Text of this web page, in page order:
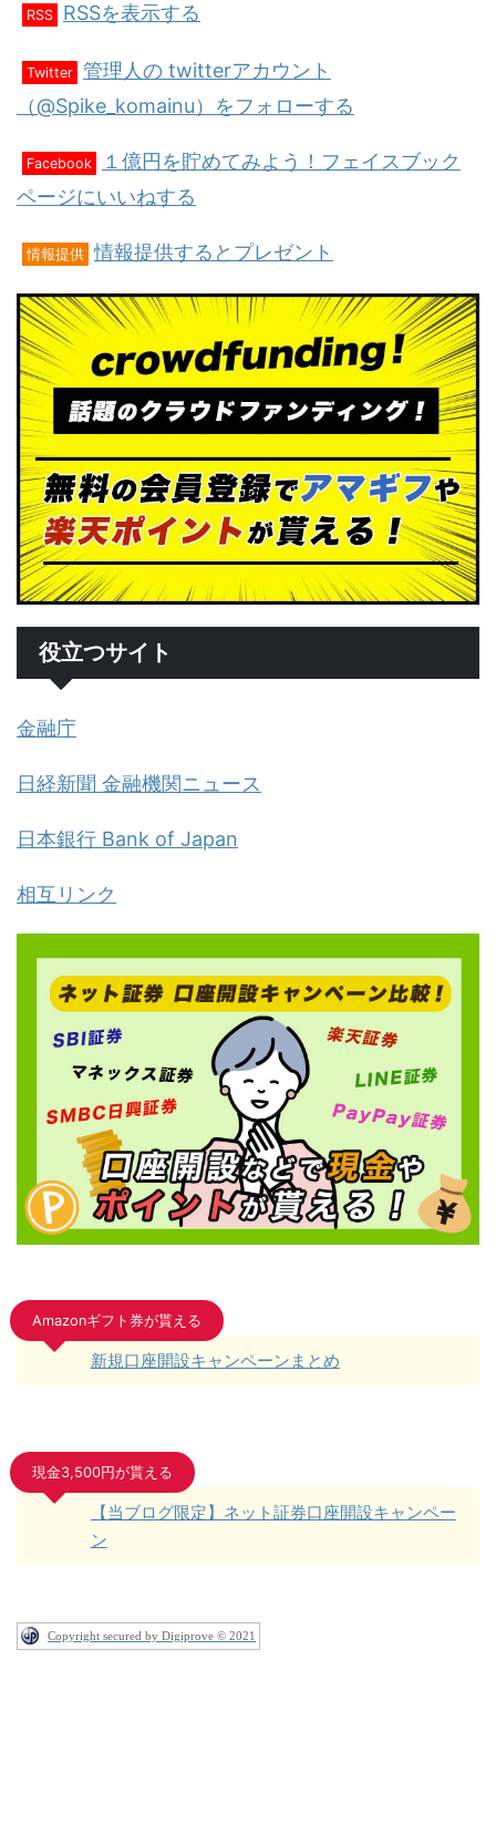
RSS RSSを表示する
Twitter 管理人の twitterアカウント
（@Spike_komainu）をフォローする
Facebook
１億円を貯めてみよう！フェイスブック
ページにいいねする
情報提供 情報提供するとプレゼント
役立つサイト
金融庁
日経新聞 金融機関ニュース
日本銀行 Bank of Japan
相互リンク
Amazonギフト券が貰える
新規口座開設キャンペーンまとめ
現金3,500円が貰える
【当ブログ限定】ネット証券口座開設キャンペー
ン
Copyright secured by Digiprove © 2021